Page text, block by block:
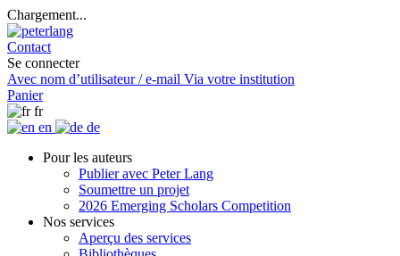
Chargement...
Contact
Se connecter
Avec nom d’utilisateur / e-mail Via votre institution
Panier
fr
en
de
Pour les auteurs
Publier avec Peter Lang
Soumettre un projet
2026 Emerging Scholars Competition
Nos services
Aperçu des services